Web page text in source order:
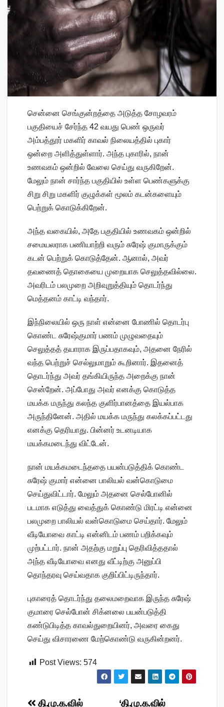
சென்னை செங்குன்றத்தை அடுத்த சோழவரம்
பகுதியைச் சேர்ந்த 42 வயது பெண் ஒருவர்
அம்பத்தூர் மகளிர் காவல் நிலையத்தில் புகார்
ஒன்றை அளித்துள்ளார். அந்த புகாரில், நான்
உணவகம் ஒன்றில் வேலை செய்து வருகிறேன்.
மேலும் நான் சார்ந்த பகுதியில் உள்ள பெண்களுக்கு
சிறு சிறு மகளிர் குழுக்கள் மூலம் கடன்களையும்
பெற்றுக் கொடுக்கிறேன்.
அந்த வகையில், அதே பகுதியில் உணவகம் ஒன்றில்
சமையலராக பணியாற்றி வரும் சுரேஷ் குமாருக்கும்
கடன் பெற்றுக் கொடுத்தேன். ஆனால், அவர்
தவணைத் தொகையை முறையாக செலுத்தவில்லை.
அவரிடம் பலமுறை அறிவுறுத்தியும் தொடர்ந்து
மெத்தனம் காட்டி வந்தார்.
இந்நிலையில் ஒரு நாள் என்னை போணில் தொடர்பு
கொண்ட சுரேஷ்குமார் பணம் முழுவதையும்
செலுத்தத் தயாராக இருப்பதாகவும், அதனை நேரில்
வந்த பெற்றுச் செல்லுமாறும் கூறினார். இதனைத்
தொடர்ந்து அவர் தங்கியிருந்த அறைக்கு நான்
சென்றேன். அப்போது அவர் எனக்கு கொடுத்த
மயக்க மருந்து கலந்த குளிர்பானத்தை இயல்பாக
அருந்தினேன். அதில் மயக்க மருந்து கலக்கப்பட்டது
எனக்கு தெரியாது. பின்னர் உடனடியாக
மயக்கமடைந்து விட்டேன்.
நான் மயக்கமடைந்ததை பயன்படுத்திக் கொண்ட
சுரேஷ் குமார் என்னை பாலியல் வன்கொடுமை
செய்துவிட்டார். மேலும் அதனை செல்போனில்
படமாக எடுத்து வைத்துக் கொண்டு மிரட்டி என்னை
பலமுறை பாலியல் வன்கொடுமை செய்தார். மேலும்
வீடியோவை காட்டி என்னிடம் பணம் பறிக்கவும்
முற்பட்டார். நான் அதற்கு மறுப்பு தெரிவித்ததால்
அந்த வீடியோவை எனது வீட்டிற்கு அனுப்பி
தொந்தரவு செய்வதாக குறிப்பிட்டிருந்தார்.
புகாரைத் தொடர்ந்து தலைமறைவாக இருந்த சுரேஷ்
குமாரை செல்போன் சிக்னலை பயன்படுத்தி
கண்டுபிடித்த காவல்துறையினர், அவரை கைது
செய்து விசாரணை மேற்கொண்டு வருகின்றனர்.
Post Views: 574
‘தி.மு.க.வில்
தி.மு.க.வில்